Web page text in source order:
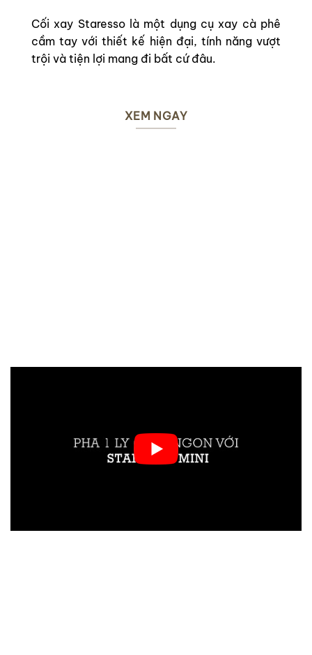
Cối xay Staresso là một dụng cụ xay cà phê
cầm tay với thiết kế hiện đại, tính năng vượt
trội và tiện lợi mang đi bất cứ đâu.
XEM NGAY